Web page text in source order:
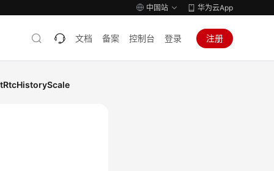
中国站 华为云App
文档 备案 控制台 登录 注册